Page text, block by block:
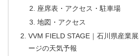
座席表・アクセス・駐車場
地図・アクセス
VVM FIELD STAGE｜石川県産業
ージの天気予報